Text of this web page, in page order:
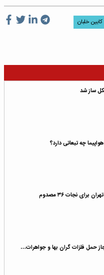
کابین خلبان
چه تبعاتی دارد؟
نجات ۳۶ مصدوم
حمل فلزات گران‌ بها و جواهرات…